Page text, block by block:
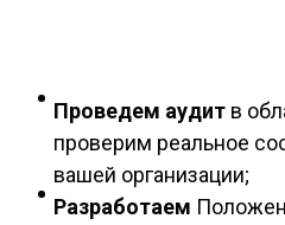
Проведем аудит в
проверим реальное
вашей организации;
Разработаем